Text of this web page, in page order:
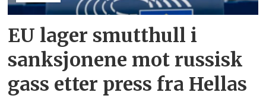
EU lager smutthull i
sanksjonene mot russisk
gass etter press fra Hellas